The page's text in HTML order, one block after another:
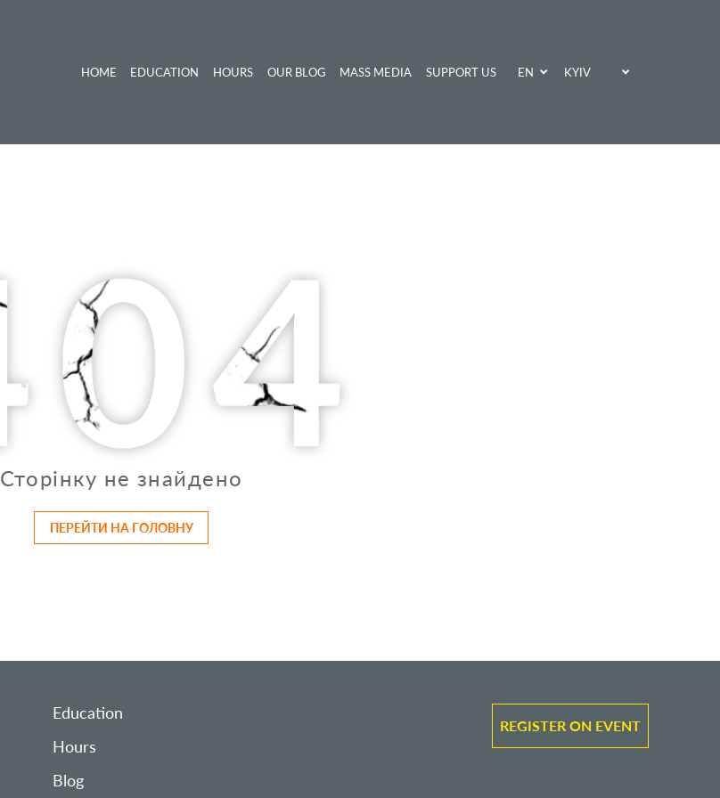
HOME EDUCATION HOURS OUR BLOG MASS MEDIA
SUPPORT US
EN
KYIV
Сторінку не знайдено
ПЕРЕЙТИ НА ГОЛОВНУ
Education
Hours
Blog
REGISTER ON EVENT